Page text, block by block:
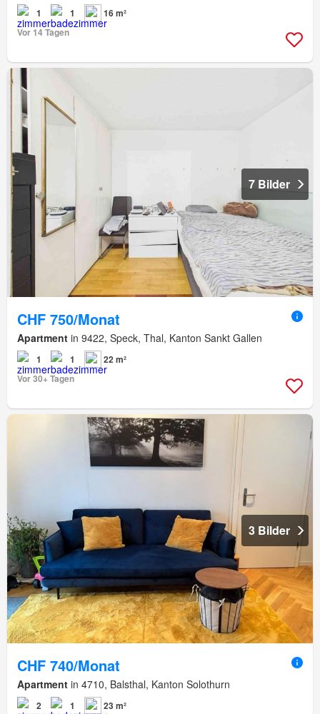
1 1
16 m²
Vor 14 Tagen
7 Bilder
CHF 750/Monat
Apartment in 9422, Speck, Thal, Kanton Sankt Gallen
1 1
22 m²
Vor 30+ Tagen
3 Bilder
CHF 740/Monat
Apartment in 4710, Balsthal, Kanton Solothurn
2 1
23 m²